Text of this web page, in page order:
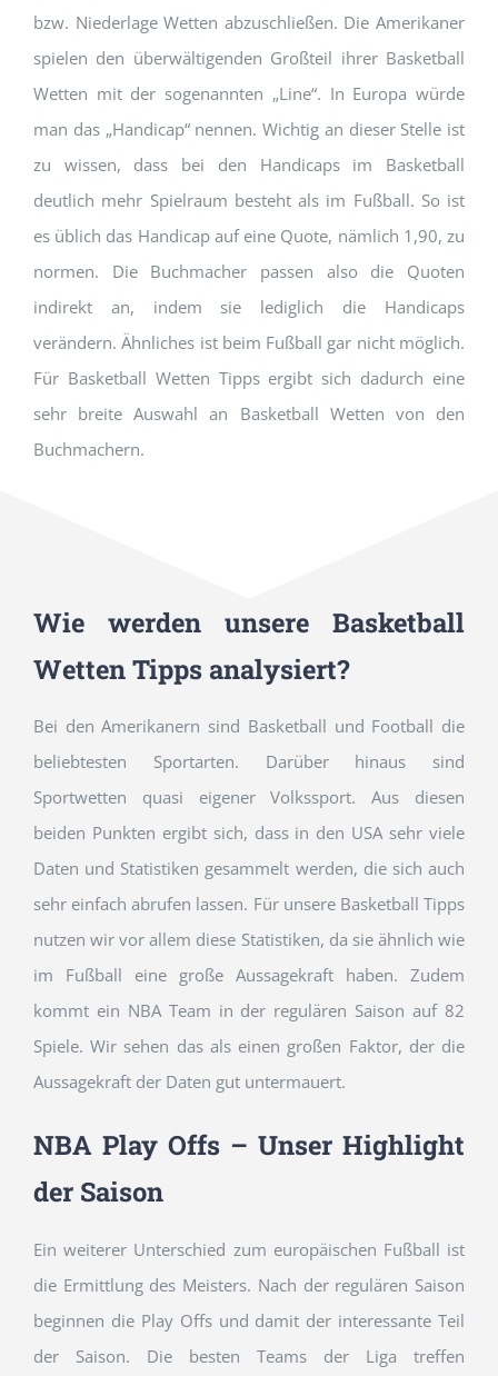
bzw. Niederlage Wetten abzuschließen. Die Amerikaner
spielen den überwältigenden Großteil ihrer Basketball
Wetten mit der sogenannten „Line“. In Europa würde
man das „Handicap“ nennen. Wichtig an dieser Stelle ist
zu wissen, dass bei den Handicaps im Basketball
deutlich mehr Spielraum besteht als im Fußball. So ist
es üblich das Handicap auf eine Quote, nämlich 1,90, zu
normen. Die Buchmacher passen also die Quoten
indirekt an, indem sie lediglich die Handicaps
verändern. Ähnliches ist beim Fußball gar nicht möglich.
Für Basketball Wetten Tipps ergibt sich dadurch eine
sehr breite Auswahl an Basketball Wetten von den
Buchmachern.
Wie werden unsere Basketball
Wetten Tipps analysiert?
Bei den Amerikanern sind Basketball und Football die
beliebtesten Sportarten. Darüber hinaus sind
Sportwetten quasi eigener Volkssport. Aus diesen
beiden Punkten ergibt sich, dass in den USA sehr viele
Daten und Statistiken gesammelt werden, die sich auch
sehr einfach abrufen lassen. Für unsere Basketball Tipps
nutzen wir vor allem diese Statistiken, da sie ähnlich wie
im Fußball eine große Aussagekraft haben. Zudem
kommt ein NBA Team in der regulären Saison auf 82
Spiele. Wir sehen das als einen großen Faktor, der die
Aussagekraft der Daten gut untermauert.
NBA Play Offs – Unser Highlight
der Saison
Ein weiterer Unterschied zum europäischen Fußball ist
die Ermittlung des Meisters. Nach der regulären Saison
beginnen die Play Offs und damit der interessante Teil
der Saison. Die besten Teams der Liga treffen